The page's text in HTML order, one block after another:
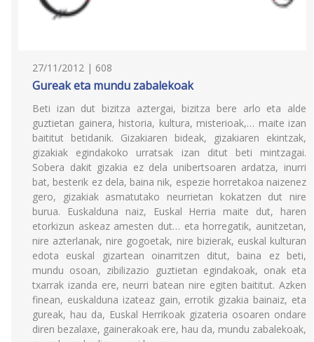
27/11/2012 | 608
Gureak eta mundu zabalekoak
Beti izan dut bizitza aztergai, bizitza bere arlo eta alde
guztietan gainera, historia, kultura, misterioak,… maite izan
baititut betidanik. Gizakiaren bideak, gizakiaren ekintzak,
gizakiak egindakoko urratsak izan ditut beti mintzagai.
Sobera dakit gizakia ez dela unibertsoaren ardatza, inurri
bat, besterik ez dela, baina nik, espezie horretakoa naizenez
gero, gizakiak asmatutako neurrietan kokatzen dut nire
burua. Euskalduna naiz, Euskal Herria maite dut, haren
etorkizun askeaz amesten dut… eta horregatik, aunitzetan,
nire azterlanak, nire gogoetak, nire bizierak, euskal kulturan
edota euskal gizartean oinarritzen ditut, baina ez beti,
mundu osoan, zibilizazio guztietan egindakoak, onak eta
txarrak izanda ere, neurri batean nire egiten baititut. Azken
finean, euskalduna izateaz gain, errotik gizakia bainaiz, eta
gureak, hau da, Euskal Herrikoak gizateria osoaren ondare
diren bezalaxe, gainerakoak ere, hau da, mundu zabalekoak,